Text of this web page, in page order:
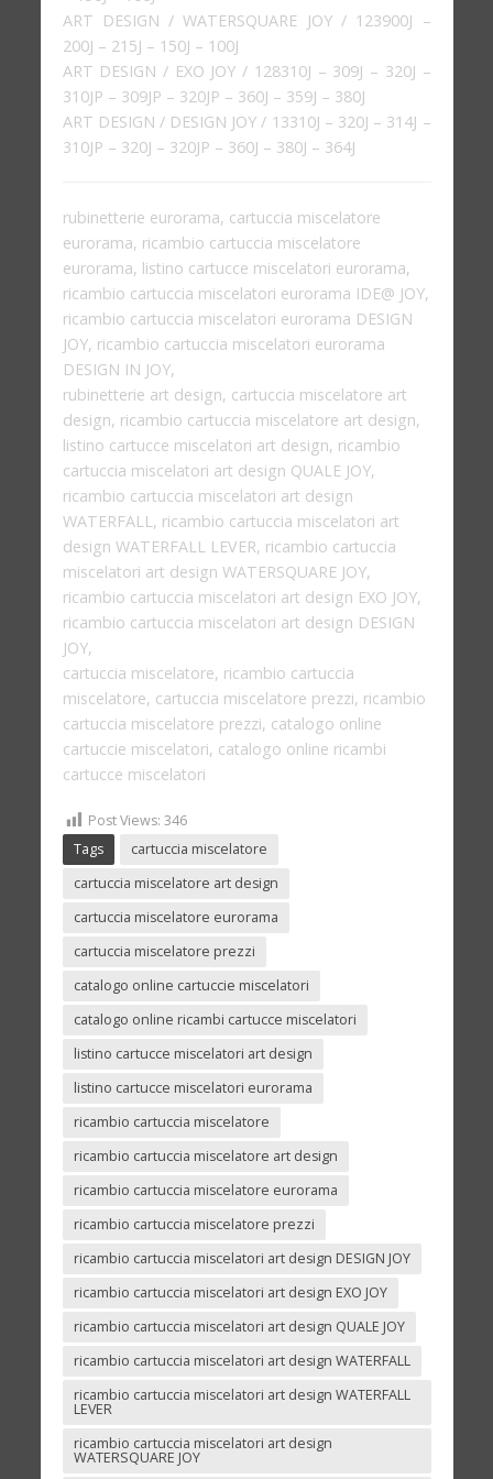
ART DESIGN / WATERSQUARE JOY / 123900J –
200J – 215J – 150J – 100J
ART DESIGN / EXO JOY / 128310J – 309J – 320J –
310JP – 309JP – 320JP – 360J – 359J – 380J
ART DESIGN / DESIGN JOY / 13310J – 320J – 314J –
310JP – 320J – 320JP – 360J – 380J – 364J
rubinetterie eurorama, cartuccia miscelatore
eurorama, ricambio cartuccia miscelatore
eurorama, listino cartucce miscelatori eurorama,
ricambio cartuccia miscelatori eurorama IDE@ JOY,
ricambio cartuccia miscelatori eurorama DESIGN
JOY, ricambio cartuccia miscelatori eurorama
DESIGN IN JOY,
rubinetterie art design, cartuccia miscelatore art
design, ricambio cartuccia miscelatore art design,
listino cartucce miscelatori art design, ricambio
cartuccia miscelatori art design QUALE JOY,
ricambio cartuccia miscelatori art design
WATERFALL, ricambio cartuccia miscelatori art
design WATERFALL LEVER, ricambio cartuccia
miscelatori art design WATERSQUARE JOY,
ricambio cartuccia miscelatori art design EXO JOY,
ricambio cartuccia miscelatori art design DESIGN
JOY,
cartuccia miscelatore, ricambio cartuccia
miscelatore, cartuccia miscelatore prezzi, ricambio
cartuccia miscelatore prezzi, catalogo online
cartuccie miscelatori, catalogo online ricambi
cartucce miscelatori
Post Views: 346
Tags
cartuccia miscelatore
cartuccia miscelatore art design
cartuccia miscelatore eurorama
cartuccia miscelatore prezzi
catalogo online cartuccie miscelatori
catalogo online ricambi cartucce miscelatori
listino cartucce miscelatori art design
listino cartucce miscelatori eurorama
ricambio cartuccia miscelatore
ricambio cartuccia miscelatore art design
ricambio cartuccia miscelatore eurorama
ricambio cartuccia miscelatore prezzi
ricambio cartuccia miscelatori art design DESIGN JOY
ricambio cartuccia miscelatori art design EXO JOY
ricambio cartuccia miscelatori art design QUALE JOY
ricambio cartuccia miscelatori art design WATERFALL
ricambio cartuccia miscelatori art design WATERFALL
LEVER
ricambio cartuccia miscelatori art design
WATERSQUARE JOY